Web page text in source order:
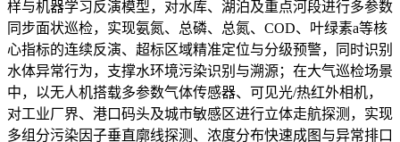
样与机器学习反演模型，对水库、湖泊及重点河段进行多参数
同步面状巡检，实现氨氮、总磷、总氮、COD、叶绿素a等核
心指标的连续反演、超标区域精准定位与分级预警，同时识别
水体异常行为，支撑水环境污染识别与溯源；在大气巡检场景
中，以无人机搭载多参数气体传感器、可见光/热红外相机，
对工业厂界、港口码头及城市敏感区进行立体走航探测，实现
多组分污染因子垂直廓线探测、浓度分布快速成图与异常排口